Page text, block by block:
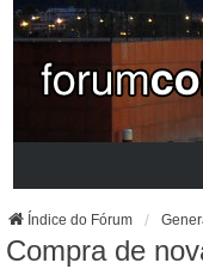
Índice do Fórum
Compra de